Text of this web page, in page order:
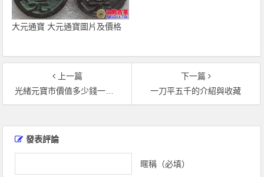
大元通寶 大元通寶圖片及價格
上一篇
光緒元寶市價值多少錢一枚 光緒元寶有哪些收藏價值
下一篇
一刀平五千的介紹與收藏
發表評論
暱稱（必填）